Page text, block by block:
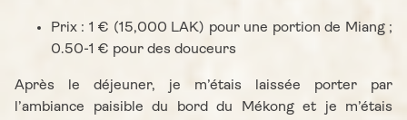
Prix : 1 € (15,000 LAK) pour une portion de Miang ;
0.50-1 € pour des douceurs
Après le déjeuner, je m’étais laissée porter par
l’ambiance paisible du bord du Mékong et je m’étais